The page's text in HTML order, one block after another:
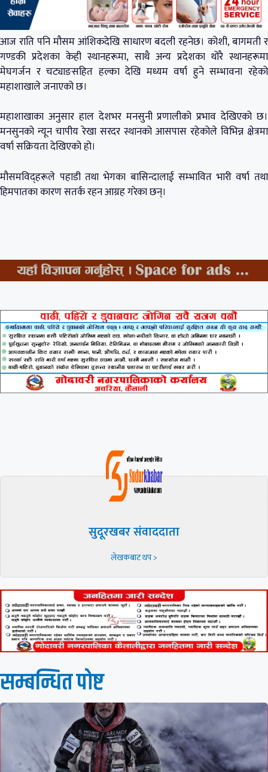
आज राति पनि मौसम आंशिकदेखि साधारण बदली रहनेछ। कोशी, बागमती र
गण्डकी प्रदेशका केही स्थानहरूमा, साथै अन्य प्रदेशका थोरै स्थानहरूमा
मेघगर्जन र चट्याङसहित हल्का देखि मध्यम वर्षा हुने सम्भावना रहेको
महाशाखाले जनाएको छ।
महाशाखाका अनुसार हाल देशभर मनसुनी प्रणालीको प्रभाव देखिएको छ।
मनसुनको न्यून चापीय रेखा सरदर स्थानको आसपास रहेकोले विभिन्न क्षेत्रमा
वर्षा सक्रियता देखिएको हो।
मौसमविद्हरूले पहाडी तथा भेगका बासिन्दालाई सम्भावित भारी वर्षा तथा
हिमपातका कारण सतर्क रहन आग्रह गरेका छन्।
सुदूरखबर संवाददाता
लेखकबाट थप >
सम्बन्धित पाेष्ट